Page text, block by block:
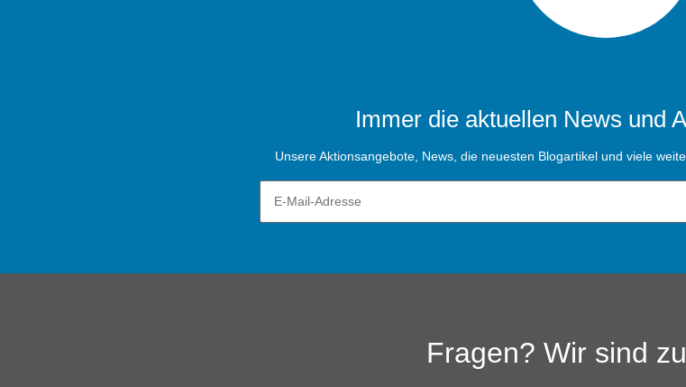
Immer die aktuellen News und
Unsere Aktionsangebote, News, die neuesten Blogartikel und viele
Fragen? Wir sind